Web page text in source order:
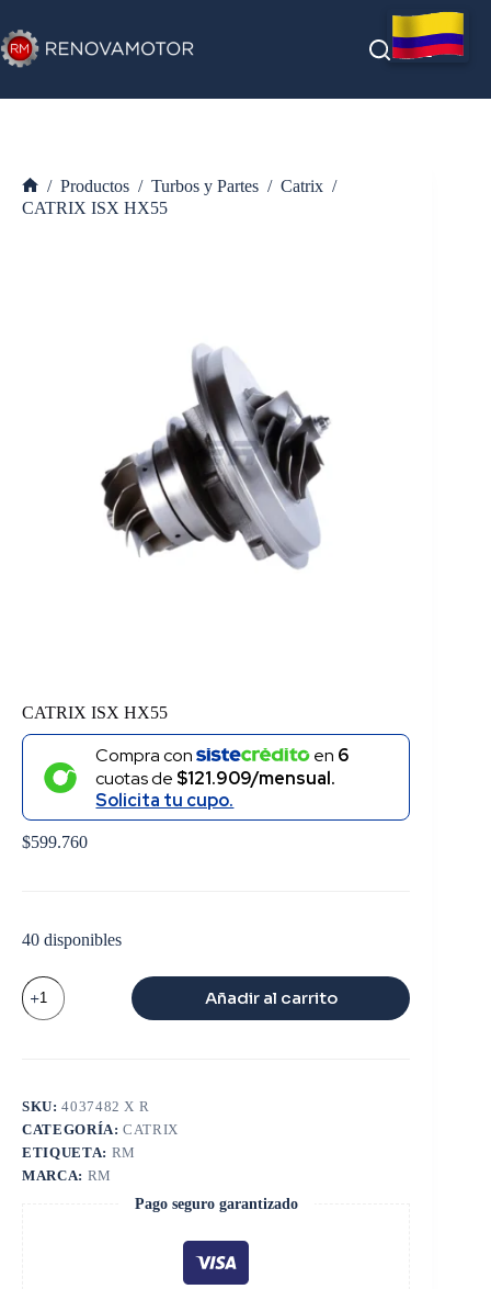
al
contenido
Inicio
/ Productos / Turbos y Partes / Catrix /
CATRIX ISX HX55
CATRIX ISX HX55
Compra con en 6
cuotas de $121.909/mensual.
Solicita tu cupo.
$599.760
40 disponibles
CATRIX
ISX
HX55
Añadir al carrito
SKU:4037482 X R
CATEGORÍA:CATRIX
ETIQUETA: RM
MARCA: RM
Pago seguro garantizado